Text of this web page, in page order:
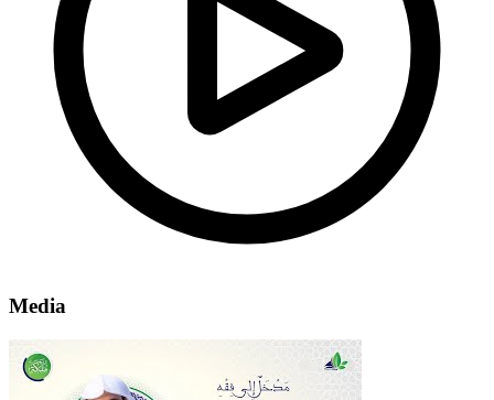
Media